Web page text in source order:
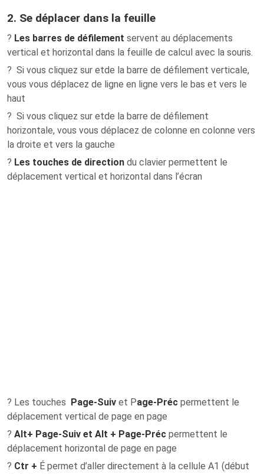
2. Se déplacer dans la feuille
? Les barres de défilement servent au déplacements
vertical et horizontal dans la feuille de calcul avec la souris.
? Si vous cliquez sur etde la barre de défilement verticale,
vous vous déplacez de ligne en ligne vers le bas et vers le
haut
? Si vous cliquez sur etde la barre de défilement
horizontale, vous vous déplacez de colonne en colonne vers
la droite et vers la gauche
? Les touches de direction du clavier permettent le
déplacement vertical et horizontal dans l’écran
? Les touches Page-Suiv et Page-Préc permettent le
déplacement vertical de page en page
? Alt+ Page-Suiv et Alt + Page-Préc permettent le
déplacement horizontal de page en page
? Ctr + É permet d’aller directement à la cellule A1 (début